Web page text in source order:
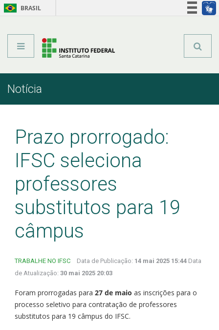
BRASIL
NotíciaInício
Prazo prorrogado:
IFSC seleciona
professores
substitutos para 19
câmpus
TRABALHE NO IFSC Data de Publicação: 14 mai 2025 15:44 Data
de Atualização: 30 mai 2025 20:03
Foram prorrogadas para 27 de maio as inscrições para o
processo seletivo para contratação de professores
substitutos para 19 câmpus do IFSC.